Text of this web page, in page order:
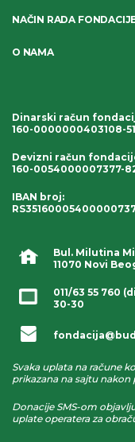
Bul. Milutina
11070 Novi
011/63 55 760
30-30
Svaka uplata na račune
prikazana na sajtu nakon
Donacije SMS-om
uplate operatera za
NAČIN RADA
O NAMA
Dinarski račun
160-0000000403108-51
Devizni račun
160-0054000007377-
IBAN broj: